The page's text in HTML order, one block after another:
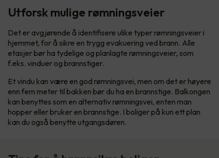
Utforsk mulige rømningsveier
Det er avgjørende å identifisere ulike typer rømningsveier i
hjemmet, for å sikre en trygg evakuering ved brann. Alle
etasjer bør ha tydelige og planlagte rømningsveier, som
f.eks. vinduer og brannstiger.
Et vindu kan være en god rømningsvei, men om det er høyere
enn fem meter til bakken bør du ha en brannstige. Balkongen
kan benyttes som en alternativ rømningsvei, enten man
hopper eller bruker en brannstige. I boliger på kun ett plan
kan du også benytte utgangsdøren.